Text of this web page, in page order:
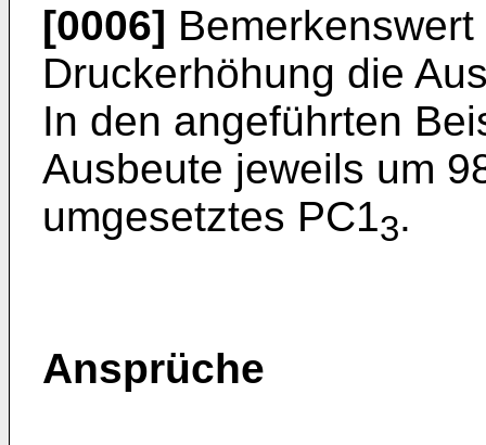
[0006]
Druckerhöhung die
In den angeführten
Ausbeute jeweils um
umgesetztes PC13.
Ansprüche